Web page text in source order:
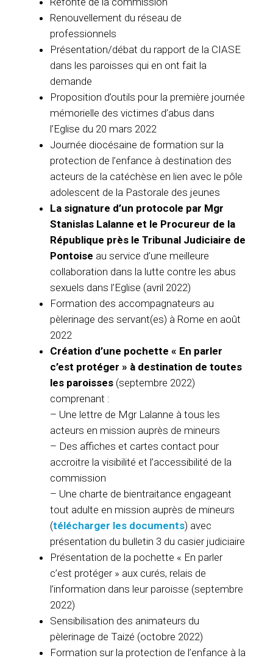
Renouvellement du réseau de
professionnels
Présentation/débat du rapport de la CIASE
dans les paroisses qui en ont fait la
demande
Proposition d’outils pour la première journée
mémorielle des victimes d’abus dans
l’Eglise du 20 mars 2022
Journée diocésaine de formation sur la
protection de l’enfance à destination des
acteurs de la catéchèse en lien avec le pôle
adolescent de la Pastorale des jeunes
La signature d’un protocole par Mgr
Stanislas Lalanne et le Procureur de la
République près le Tribunal Judiciaire de
Pontoise au service d’une meilleure
collaboration dans la lutte contre les abus
sexuels dans l’Eglise (avril 2022)
Formation des accompagnateurs au
pèlerinage des servant(es) à Rome en août
2022
Création d’une pochette « En parler
c’est protéger » à destination de toutes
les paroisses(septembre 2022)
comprenant :
– Une lettre de Mgr Lalanne à tous les
acteurs en mission auprès de mineurs
– Des affiches et cartes contact pour
accroitre la visibilité et l’accessibilité de la
commission
– Une charte de bientraitance engageant
tout adulte en mission auprès de mineurs
(télécharger les documents) avec
présentation du bulletin 3 du casier judiciaire
Présentation de la pochette « En parler
c’est protéger » aux curés, relais de
l’information dans leur paroisse (septembre
2022)
Sensibilisation des animateurs du
pèlerinage de Taizé (octobre 2022)
Formation sur la protection de l’enfance à la